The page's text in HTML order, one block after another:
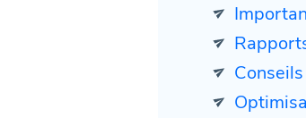
Rapports
Conseils